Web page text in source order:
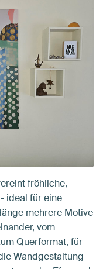
fröhliche,
ideal für eine
mehrere Motive
vom
Querformat, für
Wandgestaltung